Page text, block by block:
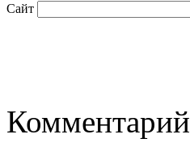
Сайт
Комментарий